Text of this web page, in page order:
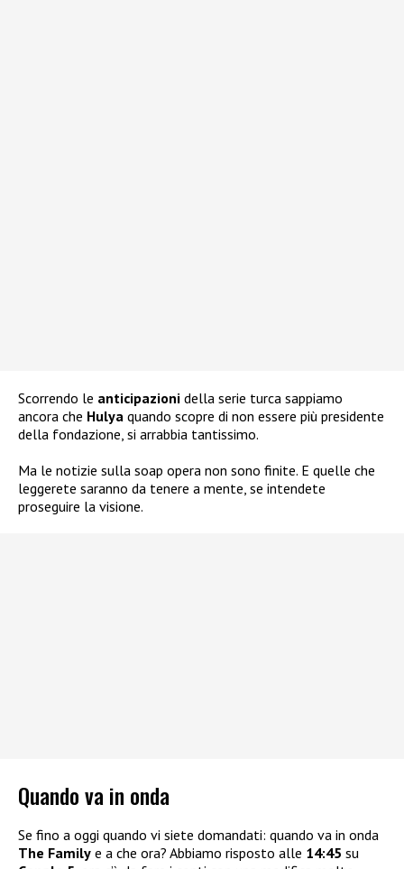
Scorrendo le anticipazioni della serie turca sappiamo
ancora che Hulya quando scopre di non essere più presidente
della fondazione, si arrabbia tantissimo.
Ma le notizie sulla soap opera non sono finite. E quelle che
leggerete saranno da tenere a mente, se intendete
proseguire la visione.
Quando va in onda
Se fino a oggi quando vi siete domandati: quando va in onda
The Family e a che ora? Abbiamo risposto alle 14:45 su